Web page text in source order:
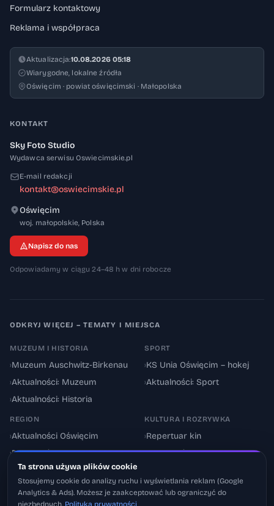
Formularz kontaktowy
Reklama i współpraca
Aktualizacja:10.08.2026 05:18
Wiarygodne, lokalne źródła
Oświęcim · powiat oświęcimski · Małopolska
KONTAKT
Sky Foto Studio
Wydawca serwisu Oswiecimskie.pl
E-mail redakcji
kontakt@oswiecimskie.pl
Oświęcim
woj. małopolskie, 32-600
Polska
Napisz do nas
Odpowiadamy w ciągu 24–48 h w dni robocze
ODKRYJ WIĘCEJ – TEMATY I MIEJSCA
MUZEUM I HISTORIA
›Muzeum Auschwitz-Birkenau
›Aktualności: Muzeum
›Aktualności: Historia
SPORT
›KS Unia Oświęcim – hokej
›Aktualności: Sport
REGION
›Aktualności Oświęcim
›Powiat oświęcimski
Utrudnienia drogowe
KULTURA I ROZRYWKA
›Repertuar kin
›Aktualności: Kultura
Ta strona używa plików cookie
Stosujemy cookie do analizy ruchu i wyświetlania reklam (Google
Analytics & Ads). Możesz je zaakceptować lub ograniczyć do
niezbędnych. Polityka prywatności